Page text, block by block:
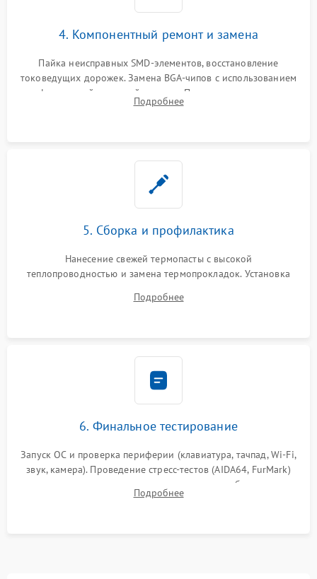
4. Компонентный ремонт и замена
Пайка неисправных SMD-элементов, восстановление
токоведущих дорожек. Замена BGA-чипов с использованием
инфракрасной паяльной станции. Прошивка микросхемы
BIOS или замена поврежденных портов USB
Подробнее
5. Сборка и профилактика
Нанесение свежей термопасты с высокой
теплопроводностью и замена термопрокладок. Установка
шлейфов, модулей памяти и накопителей. Предварительная
Подробнее
6. Финальное тестирование
Запуск ОС и проверка периферии (клавиатура, тачпад, Wi-Fi,
звук, камера). Проведение стресс-тестов (AIDA64, FurMark)
для контроля температурного режима и стабильности
системы под пиковой нагрузкой.
Подробнее